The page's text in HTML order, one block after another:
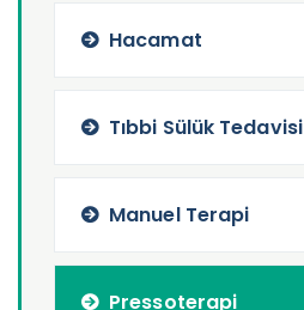
Hacamat
Tıbbi Sülük Tedavisi
Manuel Terapi
Pressoterapi